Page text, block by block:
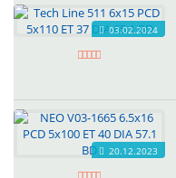
03.02.2024
20.12.2023